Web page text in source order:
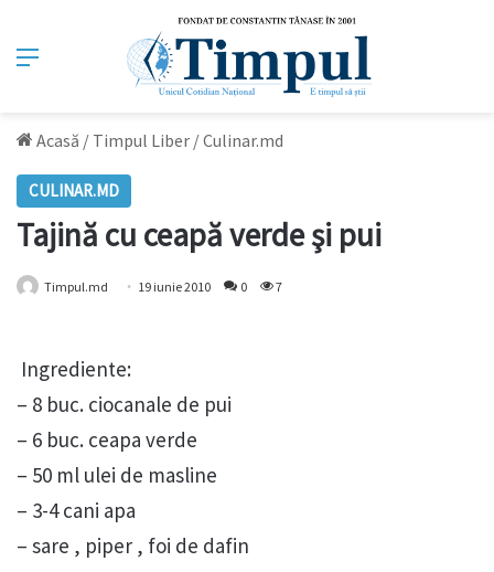
Meniu
Acasă / Timpul Liber /Culinar.md
CULINAR.MD
Tajină cu ceapă verde şi pui
Timpul.md 19 iunie 2010 0 7
Ingrediente:
– 8 buc. ciocanale de pui
– 6 buc. ceapa verde
– 50 ml ulei de masline
– 3-4 cani apa
– sare , piper , foi de dafin